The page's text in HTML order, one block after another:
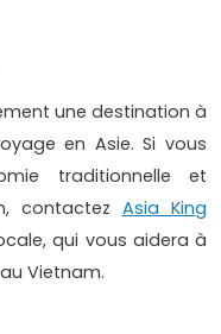
une destination à
en Asie. Si vous
traditionnelle et
contactez Asia King
qui vous aidera à
Vietnam.